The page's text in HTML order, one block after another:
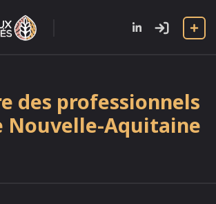
des professionnels
Nouvelle-Aquitaine